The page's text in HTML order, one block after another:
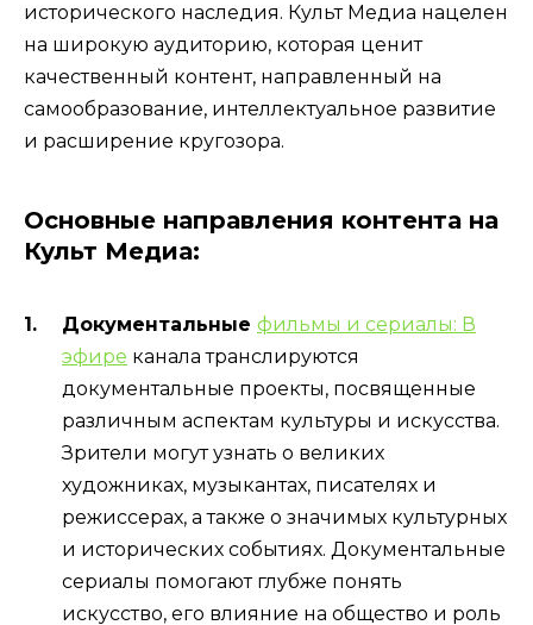
исторического наследия. Культ Медиа нацелен
на широкую аудиторию, которая ценит
качественный контент, направленный на
самообразование, интеллектуальное развитие
и расширение кругозора.
Основные направления контента на
Культ Медиа:
Документальные фильмы и сериалы: В
эфире канала транслируются
документальные проекты, посвященные
различным аспектам культуры и искусства.
Зрители могут узнать о великих
художниках, музыкантах, писателях и
режиссерах, а также о значимых культурных
и исторических событиях. Документальные
сериалы помогают глубже понять
искусство, его влияние на общество и роль